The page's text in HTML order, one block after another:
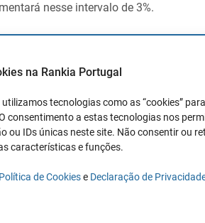
na Rankia Portugal
tecnologias como as “cookies”
consentimento a estas tecnologias nos
ou IDs únicas neste site. Não consentir ou
características e funções.
Política de Cookiese Declaração de
nesse intervalo de 3%.
ao seu valor. Podem
ao montante que poderiam investir
certa complexidade e o seu
a longo prazo. Para além de
principiantes.